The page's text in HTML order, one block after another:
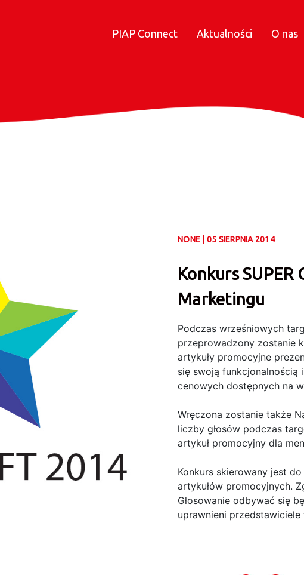
PIAP Connect Aktualności O nas
NONE | 05 SIERPNIA 2014
Konkurs SUPER
Marketingu
Podczas wrześniowych
przeprowadzony zostanie
artykuły promocyjne
się swoją funkcjonalnością
cenowych dostępnych na
Wręczona zostanie także
liczby głosów podczas
artykuł promocyjny dla
Konkurs skierowany jest
artykułów promocyjnych.
Głosowanie odbywać się
uprawnieni